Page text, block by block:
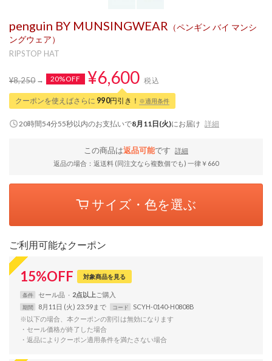
penguin BY MUNSINGWEAR
（ペンギン バイ マンシ
ングウェア）
RIPSTOP HAT
¥8,250 20%OFF ¥6,600 税込
クーポンを使えばさらに 990円引き！ ※適用条件
20時間54分55秒以内のお支払いで8月11日(火)にお届け 詳細
この商品は返品可能です
詳細
返品の場合：返送料 (同注文なら複数個でも) 一律￥660
サイズ・色を選ぶ
ご利用可能なクーポン
15%OFF 対象商品を見る
条件 セール品 2点以上
期間 8月11日 (火) 23:59まで コード
SCYH-0140-H0808B
※以下の場合、本クーポンの割引は無効になります
・セール価格が終了した場合
・返品によりクーポン適用条件を満たさない場合